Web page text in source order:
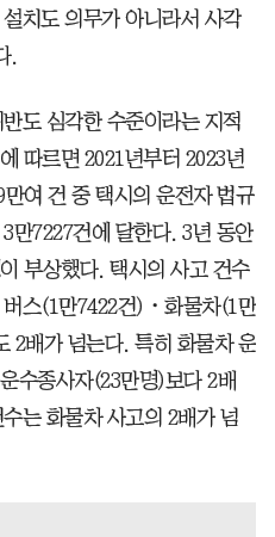
치도 의무가 아니라서 사각
.
도 심각한 수준이라는 지적
따르면 2021년부터 2023년
여 건 중 택시의 운전자 법규
만7227건에 달한다. 3년 동안
부상했다. 택시의 사고 건수
스(1만7422건)・화물차(1만
2배가 넘는다. 특히 화물차 운
수종사자(23만명)보다 2배
는 화물차 사고의 2배가 넘